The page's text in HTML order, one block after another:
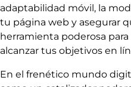
adaptabilidad móvil, la
tu página web y asegurar
herramienta poderosa
alcanzar tus objetivos en
En el frenético mundo